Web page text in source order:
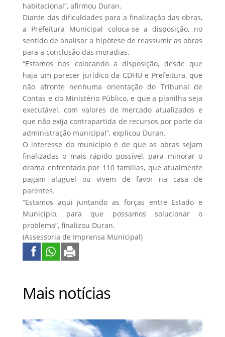
habitacional”, afirmou Duran.
Diante das dificuldades para a finalização das obras,
a Prefeitura Municipal coloca-se a disposição, no
sentido de analisar a hipótese de reassumir as obras
para a conclusão das moradias.
“Estamos nos colocando a disposição, desde que
haja um parecer jurídico da CDHU e Prefeitura, que
não afronte nenhuma orientação do Tribunal de
Contas e do Ministério Público, e que a planilha seja
executável, com valores de mercado atualizados e
que não exija contrapartida de recursos por parte da
administração municipal”, explicou Duran.
O interesse do município é de que as obras sejam
finalizadas o mais rápido possível, para minorar o
drama enfrentado por 110 famílias, que atualmente
pagam aluguel ou vivem de favor na casa de
parentes.
“Estamos aqui juntando as forças entre Estado e
Município, para que possamos solucionar o
problema”, finalizou Duran.
(Assessoria de Imprensa Municipal)
Mais notícias